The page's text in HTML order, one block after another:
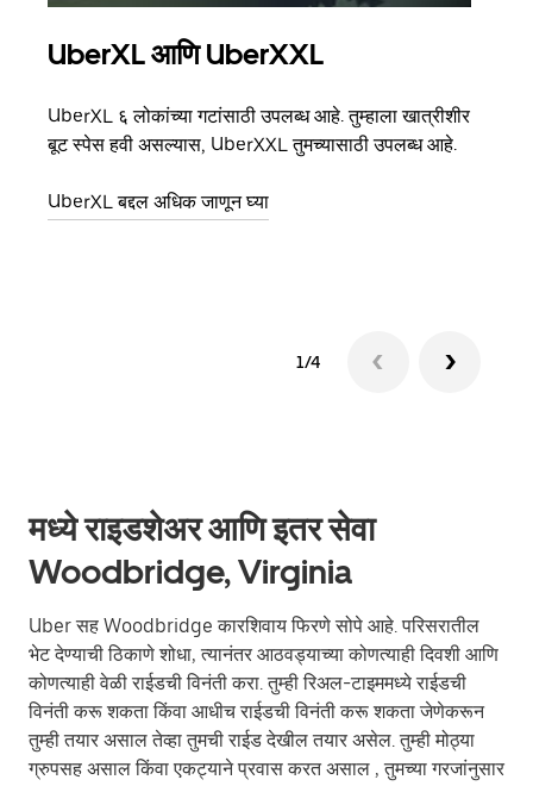
UberXL आणि UberXXL
UberXL ६ लोकांच्या गटांसाठी उपलब्ध आहे. तुम्हाला खात्रीशीर
बूट स्पेस हवी असल्यास, UberXXL तुमच्यासाठी उपलब्ध आहे.
UberXL बद्दल अधिक जाणून घ्या
1/4
मध्ये राइडशेअर आणि इतर सेवा
Woodbridge, Virginia
Uber सह Woodbridge कारशिवाय फिरणे सोपे आहे. परिसरातील
भेट देण्याची ठिकाणे शोधा, त्यानंतर आठवड्याच्या कोणत्याही दिवशी आणि
कोणत्याही वेळी राईडची विनंती करा. तुम्ही रिअल-टाइममध्ये राईडची
विनंती करू शकता किंवा आधीच राईडची विनंती करू शकता जेणेकरून
तुम्ही तयार असाल तेव्हा तुमची राईड देखील तयार असेल. तुम्ही मोठ्या
ग्रुपसह असाल किंवा एकट्याने प्रवास करत असाल , तुमच्या गरजांनुसार